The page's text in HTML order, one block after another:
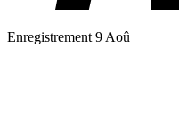
Enregistrement 9 Aoû